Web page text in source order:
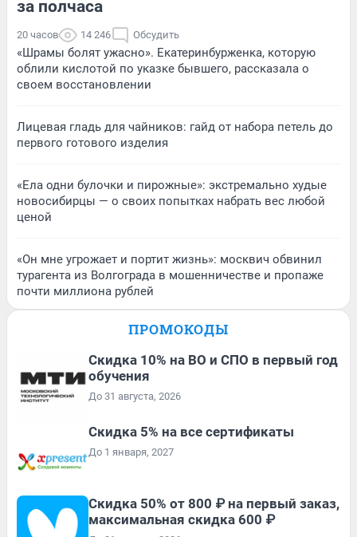
за полчаса
20 часов 14 246 Обсудить
«Шрамы болят ужасно». Екатеринбурженка, которую
облили кислотой по указке бывшего, рассказала о
своем восстановлении
Лицевая гладь для чайников: гайд от набора петель до
первого готового изделия
«Ела одни булочки и пирожные»: экстремально худые
новосибирцы — о своих попытках набрать вес любой
ценой
«Он мне угрожает и портит жизнь»: москвич обвинил
турагента из Волгограда в мошенничестве и пропаже
почти миллиона рублей
ПРОМОКОДЫ
Скидка 10% на ВО и СПО в первый год
обучения
До 31 августа, 2026
Скидка 5% на все сертификаты
До 1 января, 2027
Скидка 50% от 800 ₽ на первый заказ,
максимальная скидка 600 ₽